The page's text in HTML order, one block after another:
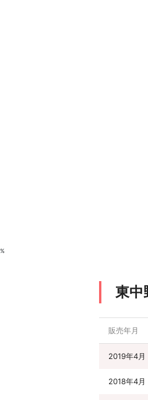
%
東
販売年月
2019年4月
2018年4月